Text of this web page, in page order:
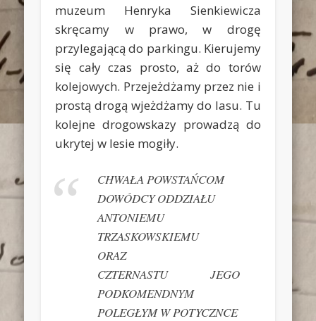
muzeum Henryka Sienkiewicza
skręcamy w prawo, w drogę
przylegającą do parkingu. Kierujemy
się cały czas prosto, aż do torów
kolejowych. Przejeżdżamy przez nie i
prostą drogą wjeżdżamy do lasu. Tu
kolejne drogowskazy prowadzą do
ukrytej w lesie mogiły.
CHWAŁA POWSTAŃCOM
DOWÓDCY ODDZIAŁU
ANTONIEMU
TRZASKOWSKIEMU
ORAZ
CZTERNASTU JEGO
PODKOMENDNYM
POLEGŁYM W POTYCZNCE